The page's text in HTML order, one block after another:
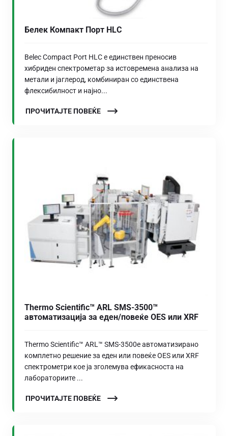
Белек Компакт Порт HLC
Belec Compact Port HLC е единствен преносив
хибриден спектрометар за истовремена анализа на
метали и јаглерод, комбиниран со единствена
флексибилност и најно...
ПРОЧИТАЈТЕ ПОВЕЌЕ
Thermo Scientific™ ARL SMS-3500™
автоматизација за еден/повеќе OES или XRF
Thermo Scientific™ ARL™ SMS-3500е автоматизирано
комплетно решение за еден или повеќе OES или XRF
спектрометри кое ја зголемува ефикасноста на
лабораториите ...
ПРОЧИТАЈТЕ ПОВЕЌЕ